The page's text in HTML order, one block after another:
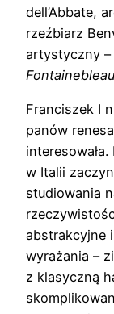
dell’Abbate,
rzeźbiarz
artystyczny –
Franciszek I
panów
w Italii
studiowania
abstrakcyjne
wyrażania –
z klasyczną